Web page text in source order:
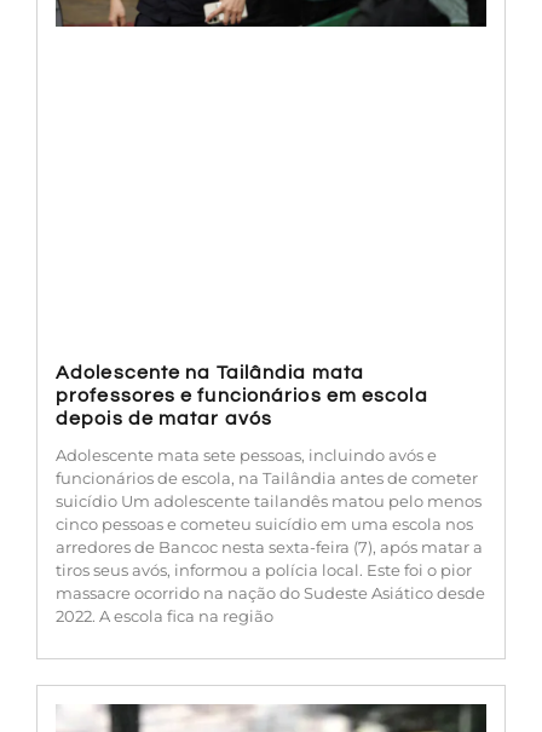
Adolescente na Tailândia mata
professores e funcionários em escola
depois de matar avós
Adolescente mata sete pessoas, incluindo avós e
funcionários de escola, na Tailândia antes de cometer
suicídio Um adolescente tailandês matou pelo menos
cinco pessoas e cometeu suicídio em uma escola nos
arredores de Bancoc nesta sexta-feira (7), após matar a
tiros seus avós, informou a polícia local. Este foi o pior
massacre ocorrido na nação do Sudeste Asiático desde
2022. A escola fica na região